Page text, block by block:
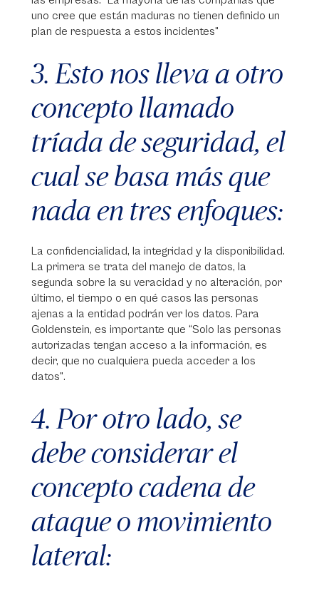
uno cree que están maduras no tienen definido un
plan de respuesta a estos incidentes"
3. Esto nos lleva a otro
concepto llamado
tríada de seguridad, el
cual se basa más que
nada en tres enfoques:
La confidencialidad, la integridad y la disponibilidad.
La primera se trata del manejo de datos, la
segunda sobre la su veracidad y no alteración, por
último, el tiempo o en qué casos las personas
ajenas a la entidad podrán ver los datos. Para
Goldenstein, es importante que “Solo las personas
autorizadas tengan acceso a la información, es
decir, que no cualquiera pueda acceder a los
datos".
4. Por otro lado, se
debe considerar el
concepto cadena de
ataque o movimiento
lateral: